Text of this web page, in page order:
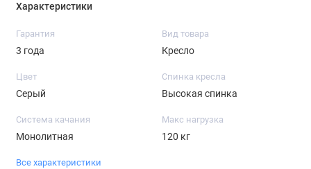
Характеристики
Гарантия
3 года
Вид товара
Кресло
Цвет
Серый
Спинка кресла
Высокая спинка
Система качания
Монолитная
Макс нагрузка
120 кг
Все характеристики